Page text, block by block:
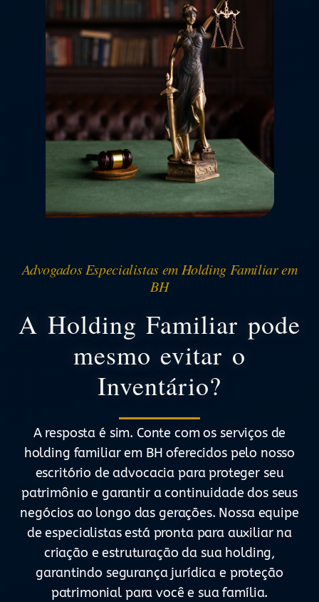
Advogados Especialistas em Holding Familiar em
BH
A Holding Familiar pode
mesmo evitar o
Inventário?
A resposta é sim. Conte com os serviços de
holding familiar em BH oferecidos pelo nosso
escritório de advocacia para proteger seu
patrimônio e garantir a continuidade dos seus
negócios ao longo das gerações. Nossa equipe
de especialistas está pronta para auxiliar na
criação e estruturação da sua holding,
garantindo segurança jurídica e proteção
patrimonial para você e sua família.